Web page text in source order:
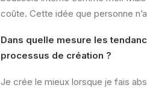
coûte. Cette idée que personne
Dans quelle mesure les
processus de création ?
Je crée le mieux lorsque je fais